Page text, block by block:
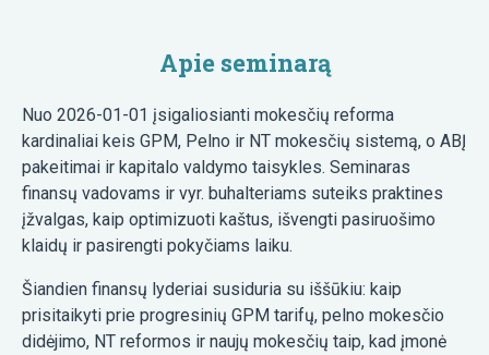
Apie seminarą
Nuo 2026-01-01 įsigaliosianti mokesčių reforma
kardinaliai keis GPM, Pelno ir NT mokesčių sistemą, o ABĮ
pakeitimai ir kapitalo valdymo taisykles. Seminaras
finansų vadovams ir vyr. buhalteriams suteiks praktines
įžvalgas, kaip optimizuoti kaštus, išvengti pasiruošimo
klaidų ir pasirengti pokyčiams laiku.
Šiandien finansų lyderiai susiduria su iššūkiu: kaip
prisitaikyti prie progresinių GPM tarifų, pelno mokesčio
didėjimo, NT reformos ir naujų mokesčių taip, kad įmonė